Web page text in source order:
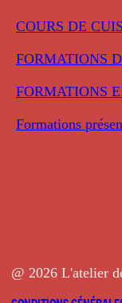
COURS DE
FORMATIONS
FORMATIONS
Formations
@ 2026 L'atelier